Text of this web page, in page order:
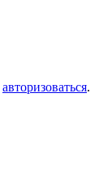
авторизоваться.